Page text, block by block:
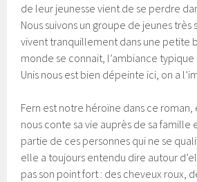
de leur jeunesse vient de se perdre
Nous suivons un groupe de jeunes très
vivent tranquillement dans une petite
monde se connait, l’ambiance typique
Unis nous est bien dépeinte ici, on a
Fern est notre héroïne dans ce
nous conte sa vie auprès de sa famille
partie de ces personnes qui ne se
elle a toujours entendu dire autour
pas son point fort : des cheveux roux,